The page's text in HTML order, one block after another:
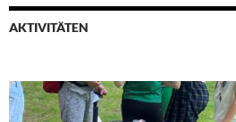
AKTIVITÄTEN